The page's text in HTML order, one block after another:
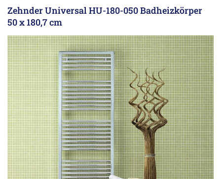
Zehnder Universal HU-180-050 Badheizkörper
50 x 180,7 cm